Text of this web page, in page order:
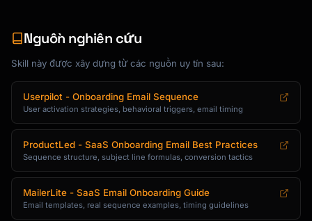
[CTA: Try [Feature] Now]
[Signature]
```
Subject: 5 tips to get more from
{{product_name}}
Nguồn nghiên cứu
Skill này được xây dựng từ các nguồn uy tín sau:
Userpilot - Onboarding Email Sequence
User activation strategies, behavioral triggers, email timing
ProductLed - SaaS Onboarding Email Best Practices
Sequence structure, subject line formulas, conversion tactics
MailerLite - SaaS Email Onboarding Guide
Email templates, real sequence examples, timing guidelines